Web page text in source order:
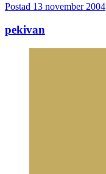
Postad 13 november 2004
pekivan